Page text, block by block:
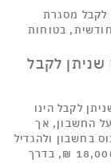
לקבל מסגרת
בטוחות
לקבל
לקבל הינו
החשבון, אך
בחשבון ולהגדיל
את המסגרת. לכן, את השכר החודשי הינו 18,000 ₪, בדרך